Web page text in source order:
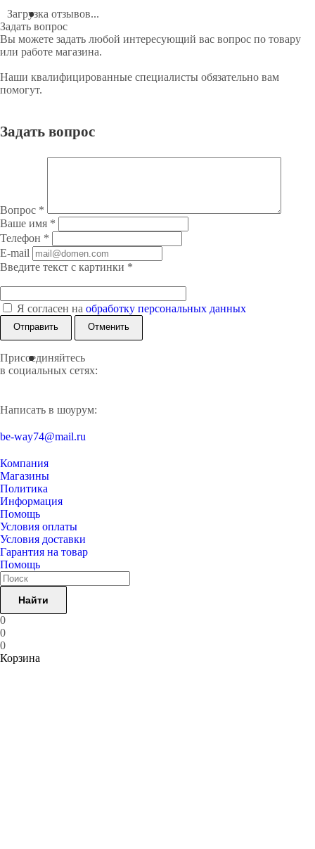
Загрузка отзывов...
Задать вопрос
Вы можете задать любой интересующий вас вопрос по товару
или работе магазина.
Наши квалифицированные специалисты обязательно вам
помогут.
Задать вопрос
Вопрос *
Ваше имя *
Телефон *
E-mail
Введите текст с картинки *
Я согласен на обработку персональных данных
Отменить
Присоединяйтесь
в социальных сетях:
Написать в шоурум:
be-way74@mail.ru
Компания
Магазины
Политика
Информация
Помощь
Условия оплаты
Условия доставки
Гарантия на товар
Помощь
Найти
0
0
0
Корзина